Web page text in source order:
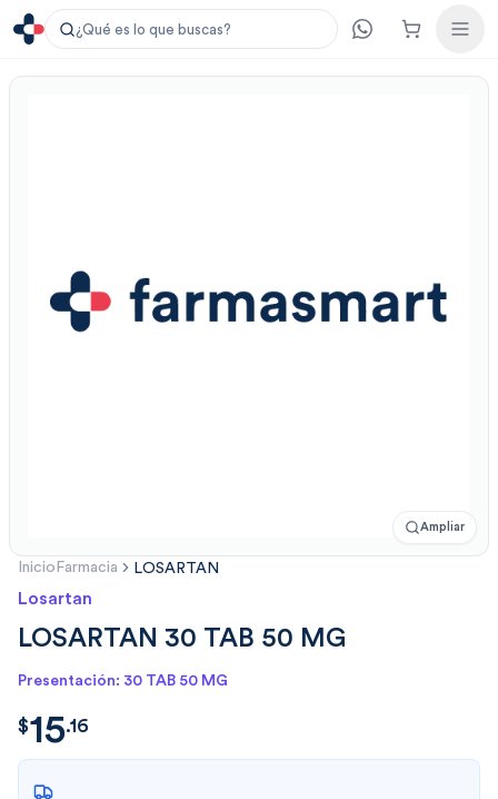
¿Qué es lo que buscas?
Ampliar
Inicio Farmacia LOSARTAN
Losartan
LOSARTAN 30 TAB 50 MG
Presentación: 30 TAB 50 MG
$15.16
$15.16